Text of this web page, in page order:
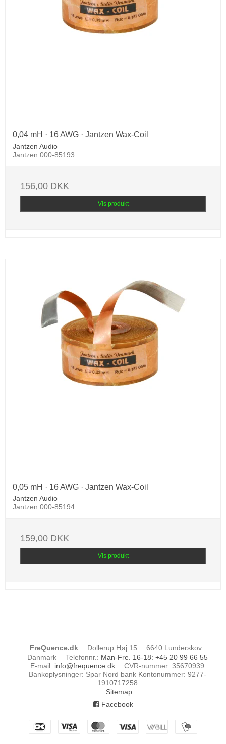
0,04 mH · 16 AWG · Jantzen Wax-Coil
Jantzen Audio
Jantzen 000-85193
156,00 DKK
Vis produkt
0,05 mH · 16 AWG · Jantzen Wax-Coil
Jantzen Audio
Jantzen 000-85194
159,00 DKK
Vis produkt
FreQuence.dk Dollerup Høj 15
6640 Lunderskov
Danmark
Telefonnr. : Man-Fre. 16-18: +45 20 99 66 55
E-mail: info@frequence.dk CVR-nummer: 35670939
Bankoplysninger: Spar Nord bank Kontonummer: 9277-
1910717258
Sitemap
Facebook